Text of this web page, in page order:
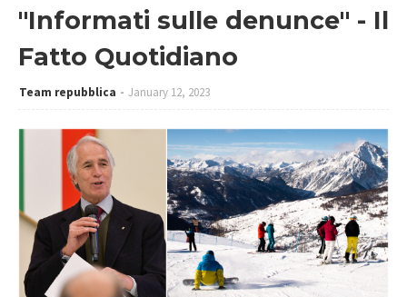
"Informati sulle denunce" - Il
Fatto Quotidiano
Team repubblica January 12, 2023